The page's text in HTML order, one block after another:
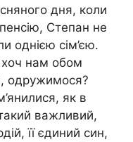
дня, коли
Степан не
однією сім’єю.
хоч нам обом
одружимося?
як в
важливий,
її єдиний син,